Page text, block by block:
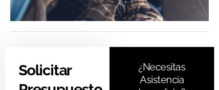
Solicitar
¿Necesitas
Asistencia